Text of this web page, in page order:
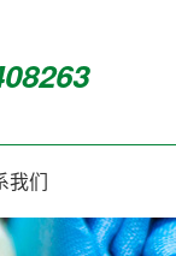
我们